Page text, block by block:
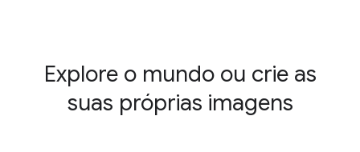
Explore o mundo ou crie as
suas próprias imagens